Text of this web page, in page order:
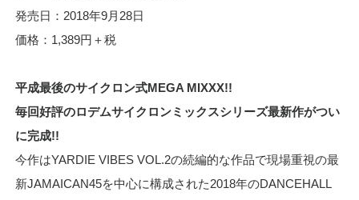
発売日：2018年9月28日
価格：1,389円＋税
平成最後のサイクロン式MEGA MIXXX!!
毎回好評のロデムサイクロンミックスシリーズ最新作がつい
に完成!!
今作はYARDIE VIBES VOL.2の続編的な作品で現場重視の最
新JAMAICAN45を中心に構成された2018年のDANCEHALL